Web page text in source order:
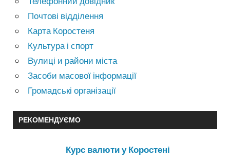
Почтові відділення
Карта Коростеня
Культура і спорт
Вулиці и райони міста
Засоби масової інформації
Громадські організації
РЕКОМЕНДУЄМО
Курс валюти у Коростені